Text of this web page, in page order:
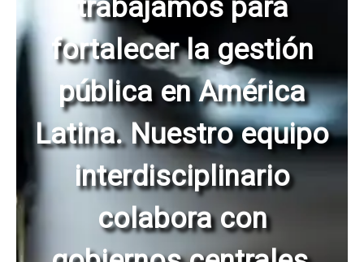
trabajamos para
fortalecer la gestión
pública en América
Latina. Nuestro equipo
interdisciplinario
colabora con